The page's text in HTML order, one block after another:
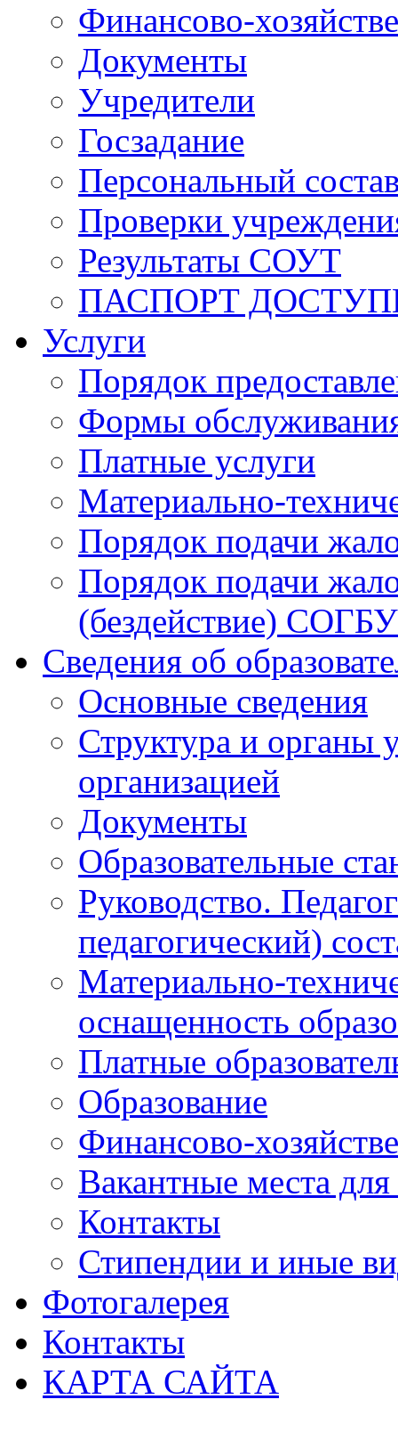
Финансово-
Документы
Учредители
Госзадание
Персональный
Проверки
Результаты СОУТ
ПАСПОРТ
Услуги
Порядок
Формы
Платные услуги
Материально-
Порядок подачи
Порядок подачи
(бездействие)
Сведения об
Основные сведения
Структура и органы
организацией
Документы
Образовательные
Руководство.
педагогический)
Материально-
оснащенность
Платные
Образование
Финансово-
Вакантные места
Контакты
Стипендии и иные
Фотогалерея
Контакты
КАРТА САЙТА